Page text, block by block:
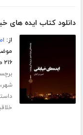
دانلود کتاب ایده های
از:
۲۱۶ صفحه
شهر،